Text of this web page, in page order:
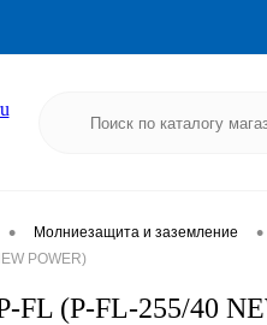
• Молниезащита и заземление •
POWER)
FL (P-FL-255/40